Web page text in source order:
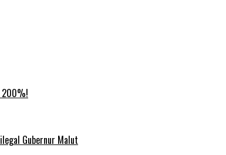
200%!
Gubernur Malut